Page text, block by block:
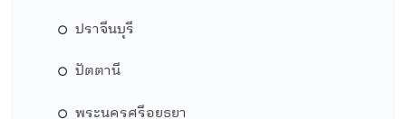
ปราจีนบุรี
ปัตตานี
พระนครศรีอยุธยา